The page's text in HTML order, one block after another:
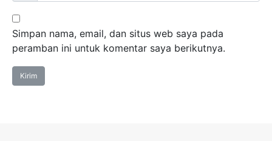
Simpan nama, email, dan situs web saya pada
peramban ini untuk komentar saya berikutnya.